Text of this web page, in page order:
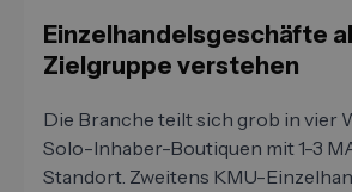
Einzelhandelsgeschäfte
Zielgruppe verstehen
Die Branche teilt sich grob in vier
Solo-Inhaber-Boutiquen mit 1-3
Standort. Zweitens KMU-